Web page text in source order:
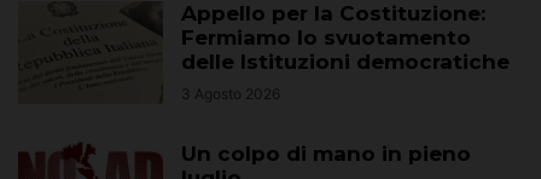
Appello per la Costituzione:
Fermiamo lo svuotamento
delle Istituzioni democratiche
3 Agosto 2026
Un colpo di mano in pieno